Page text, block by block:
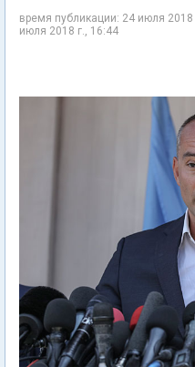
время публикации: 24 июля
июля 2018 г., 16:44